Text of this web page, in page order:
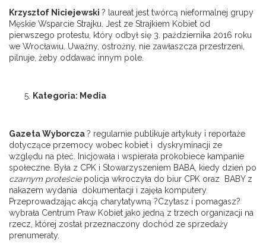
Krzysztof Niciejewski ? laureat jest twórcą nieformalnej grupy
Męskie Wsparcie Strajku. Jest ze Strajkiem Kobiet od
pierwszego protestu, który odbył się 3. października 2016 roku
we Wrocławiu. Uważny, ostrożny, nie zawłaszcza przestrzeni,
pilnuje, żeby oddawać innym pole.
Kategoria: Media
Gazeta Wyborcza? regularnie publikuje artykuły i reportaże
dotyczące przemocy wobec kobiet i dyskryminacji ze
względu na płeć. Inicjowała i wspierała prokobiece kampanie
społeczne. Była z CPK i Stowarzyszeniem BABA, kiedy dzień po
czarnym proteściepolicja wkroczyła do biur CPK oraz BABY z
nakazem wydania dokumentacji i zajęła komputery.
Przeprowadzając akcją charytatywną ?Czytasz i pomagasz?
wybrała Centrum Praw Kobiet jako jedną z trzech organizacji na
rzecz, której został przeznaczony dochód ze sprzedaży
prenumeraty.